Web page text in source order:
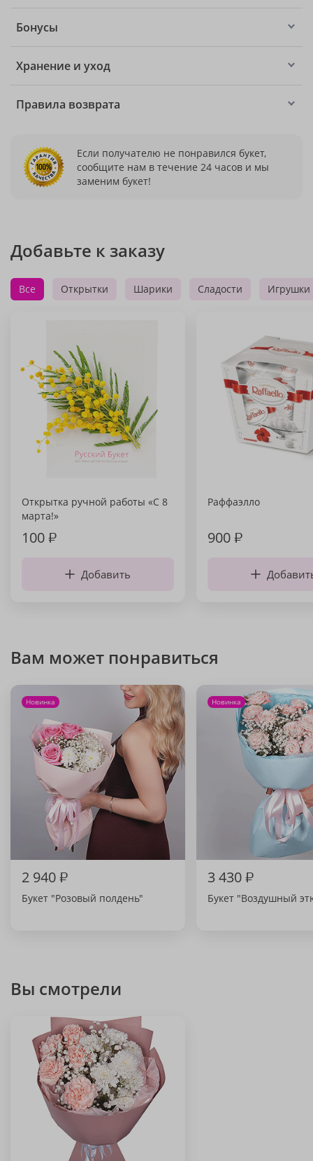
Бонусы
Хранение и уход
Правила возврата
Если получателю не понравился букет,
сообщите нам в течение 24 часов и мы
заменим букет!
Добавьте к заказу
Все Открытки Шарики Сладости Игрушки
Открытка ручной работы «С 8
марта!»
100₽
Добавить
Раффаэлло
900₽
Вам может понравиться
Новинка
2 940₽
Букет "Розовый полдень"
Новинка
3 430₽
Букет "Воздушный
Вы смотрели